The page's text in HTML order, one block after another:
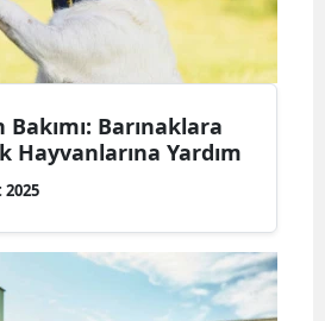
Bitlis
Burdur
Bursa
Çankırı
Çorum
Barınaklara
Hayvanlarına Yardım
2025